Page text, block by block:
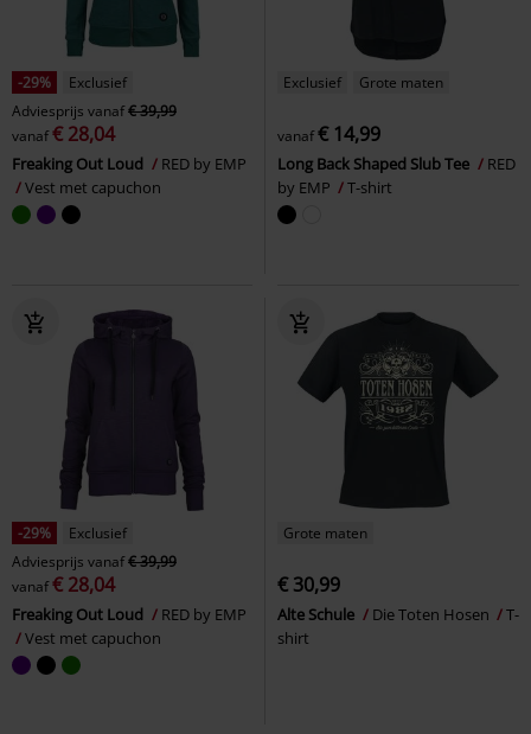
-29%
Exclusief
Adviesprijs vanaf€ 39,99
vanaf€ 28,04
Freaking Out Loud
RED by EMP
Vest met capuchon
Exclusief Grote maten
vanaf€ 14,99
Long Back Shaped Slub Tee
RED
by EMP
T-shirt
-29%
Exclusief
Adviesprijs vanaf€ 39,99
vanaf€ 28,04
Freaking Out Loud
RED by EMP
Vest met capuchon
Grote maten
€ 30,99
Alte Schule Die Toten Hosen
T-
shirt